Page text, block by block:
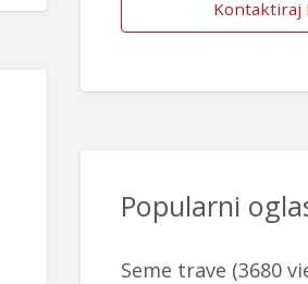
Kontaktiraj
Popularni
Seme trave (3680